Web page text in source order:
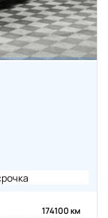
174100 км